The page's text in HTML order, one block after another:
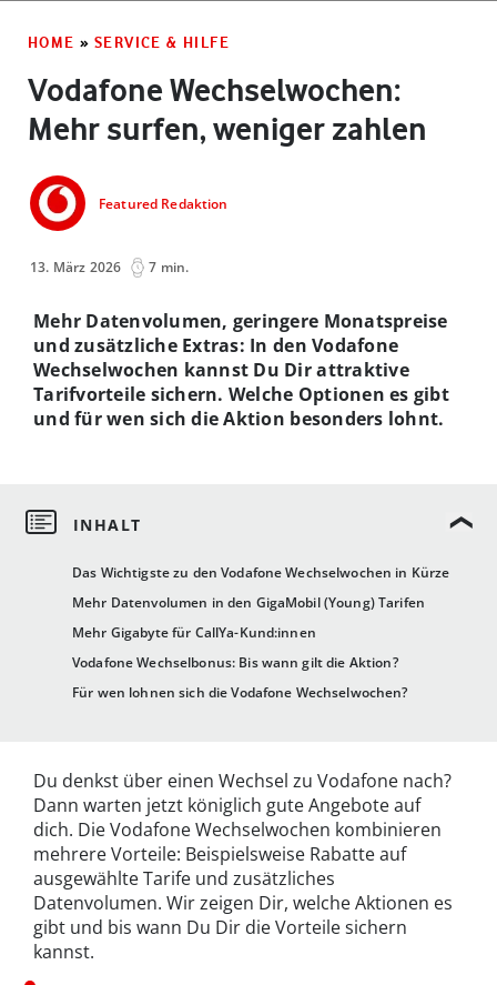
HOME » SERVICE & HILFE
Vodafone Wechselwochen:
Mehr surfen, weniger zahlen
Featured Redaktion
13. März 2026 7 min.
Das Wichtigste zu den Vodafone Wechselwochen in Kürze
Mehr Datenvolumen in den GigaMobil (Young) Tarifen
Mehr Gigabyte für CallYa-Kund:innen
Vodafone Wechselbonus: Bis wann gilt die Aktion?
Für wen lohnen sich die Vodafone Wechselwochen?
Mehr Datenvolumen, geringere Monatspreise
und zusätzliche Extras: In den Vodafone
Wechselwochen kannst Du Dir attraktive
Tarifvorteile sichern. Welche Optionen es gibt
und für wen sich die Aktion besonders lohnt.
Du denkst über einen Wechsel zu Vodafone nach?
Dann warten jetzt königlich gute Angebote auf
dich. Die Vodafone Wechselwochen kombinieren
mehrere Vorteile: Beispielsweise Rabatte auf
ausgewählte Tarife und zusätzliches
Datenvolumen. Wir zeigen Dir, welche Aktionen es
gibt und bis wann Du Dir die Vorteile sichern
kannst.